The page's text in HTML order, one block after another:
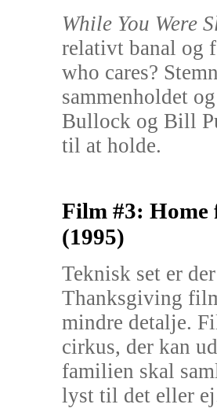
While You Were
relativt banal og
who cares?
sammenholdet
Bullock og Bill
til at holde.
Film #3: Home
(1995)
Teknisk set er
Thanksgiving
mindre detalje.
cirkus, der kan
familien skal
lyst til det eller